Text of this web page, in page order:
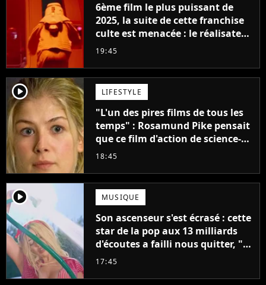
6ème film le plus puissant de
2025, la suite de cette franchise
culte est menacée : le réalisateur
claque la porte pour "différends
19:45
player2 LIFESTYLE
"L'un des pires films de tous les
temps" : Rosamund Pike pensait
que ce film d'action de science-
fiction avec Dwayne Johnson
18:45
player2 MUSIQUE
Son ascenseur s'est écrasé : cette
star de la pop aux 13 milliards
d'écoutes a failli nous quitter, "Je
pensais ne plus jamais chanter"
17:45